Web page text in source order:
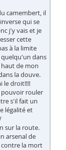
camembert, il
qui se
j'y vais et je
cette
à la limite
quelqu'un dans
de mon
la douve.
le droit!!!!
pouvoir rouler
s'il fait un
légalité et
sur la route.
arsenal de
contre la mort